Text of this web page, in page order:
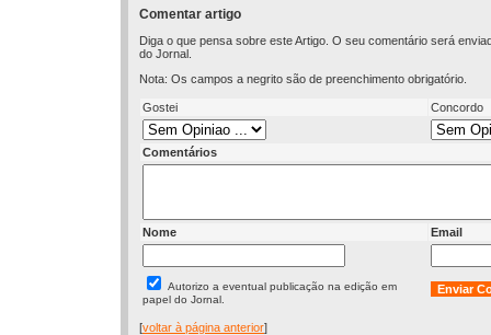
Comentar artigo
Diga o que pensa sobre este Artigo. O seu comentário será
do Jornal.
Nota: Os campos a negrito são de preenchimento obrigatório.
Gostei Concordo
Comentários
Nome Email
Autorizo a eventual publicação na edição em
papel do Jornal.
[voltar à página anterior]